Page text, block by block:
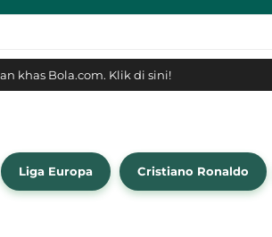
khas Bola.com. Klik di sini!
Liga Europa Cristiano Ronaldo